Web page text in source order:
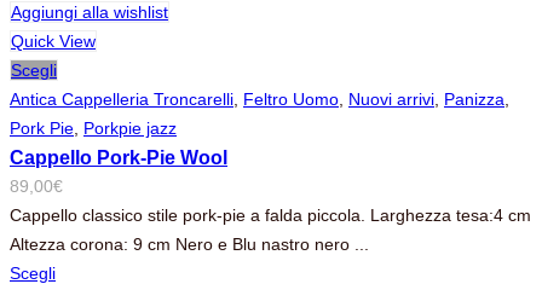
Aggiungi alla wishlist
Quick View
Scegli
Antica Cappelleria Troncarelli Feltro Uomo Nuovi arrivi Panizza
Pork Pie Porkpie jazz
Cappello Pork-Pie Wool
89,00€
Cappello classico stile pork-pie a falda piccola. Larghezza tesa:4 cm
Altezza corona: 9 cm Nero e Blu nastro nero ...
Scegli